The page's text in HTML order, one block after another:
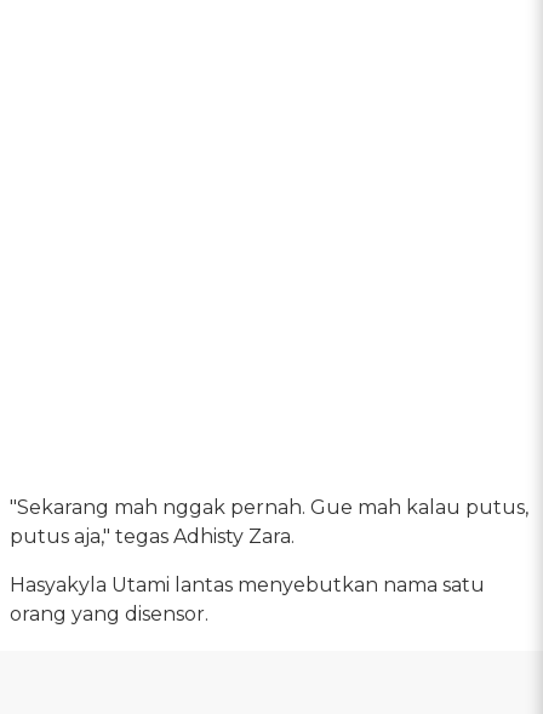
"Sekarang mah nggak pernah. Gue mah kalau putus,
putus aja," tegas Adhisty Zara.
Hasyakyla Utami lantas menyebutkan nama satu
orang yang disensor.